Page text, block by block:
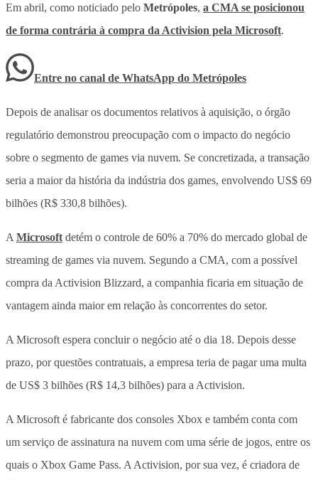
Em abril, como noticiado pelo Metrópoles, a CMA se posicionou
de forma contrária à compra da Activision pela Microsoft.
Entre no canal de WhatsApp do Metrópoles
Depois de analisar os documentos relativos à aquisição, o órgão
regulatório demonstrou preocupação com o impacto do negócio
sobre o segmento de games via nuvem. Se concretizada, a transação
seria a maior da história da indústria dos games, envolvendo US$ 69
bilhões (R$ 330,8 bilhões).
A Microsoft detém o controle de 60% a 70% do mercado global de
streaming de games via nuvem. Segundo a CMA, com a possível
compra da Activision Blizzard, a companhia ficaria em situação de
vantagem ainda maior em relação às concorrentes do setor.
A Microsoft espera concluir o negócio até o dia 18. Depois desse
prazo, por questões contratuais, a empresa teria de pagar uma multa
de US$ 3 bilhões (R$ 14,3 bilhões) para a Activision.
A Microsoft é fabricante dos consoles Xbox e também conta com
um serviço de assinatura na nuvem com uma série de jogos, entre os
quais o Xbox Game Pass. A Activision, por sua vez, é criadora de